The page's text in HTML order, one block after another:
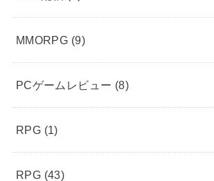
MMORPG (9)
PCゲームレビュー (8)
RPG (1)
RPG (43)